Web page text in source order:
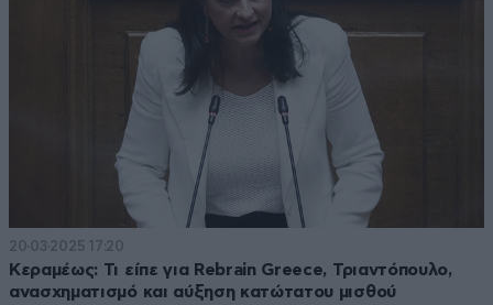
20·03·2025 17:20
Κεραμέως: Τι είπε για Rebrain Greece, Τριαντόπουλο,
ανασχηματισμό και αύξηση κατώτατου μισθού